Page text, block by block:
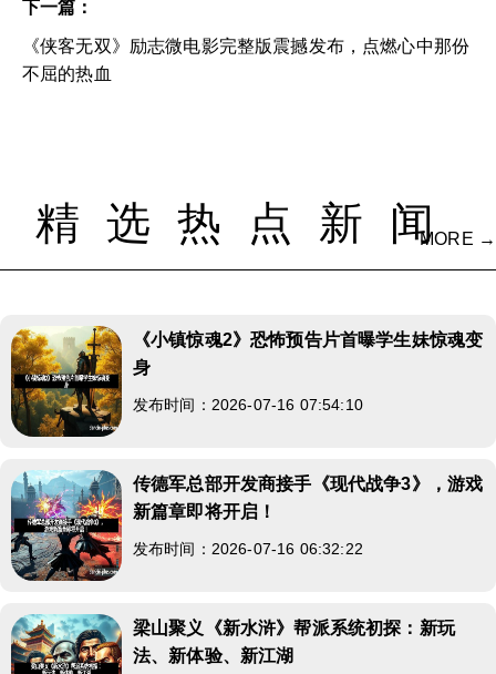
下一篇：
《侠客无双》励志微电影完整版震撼发布，点燃心中那份
不屈的热血
精选热点新闻
MORE →
《小镇惊魂2》恐怖预告片首曝学生妹惊魂变
身
发布时间：2026-07-16 07:54:10
传德军总部开发商接手《现代战争3》，游戏
新篇章即将开启！
发布时间：2026-07-16 06:32:22
梁山聚义《新水浒》帮派系统初探：新玩
法、新体验、新江湖